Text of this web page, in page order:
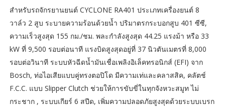
สำหรับรถจักรยานยนต์ CYCLONE RA401 ประเภทเครื่องยนต์ 8
วาล์ว 2 สูบ ระบายความร้อนด้วยน้ำ ปริมาตรกระบอกสูบ 401 ซีซี,
ความเร็วสูงสุด 155 กม./ชม. พละกำลังสูงสุด 44.25 แรงม้า หรือ 33
kW ที่ 9,500 รอบต่อนาที แรงบิดสูงสุดอยู่ที่ 37 นิวตันเมตรที่ 8,000
รอบต่อวินาที ระบบหัวฉีดน้ำมันเชื่อเพลิงอิเล็คทรอนิกส์ (EFI) จาก
Bosch, ท่อไอเสียแบบคู่ทรงตอปิโด มีความเท่และคลาสสิค, คลัตช์
F.C.C. แบบ Slipper Clutch ช่วยให้การขับขี่ในทุกจังหวะสมูท ไม่
กระชาก , ระบบเกียร์ 6 สปีด, เพิ่มความปลอดภัยสูงสุดด้วยระบบเบรก